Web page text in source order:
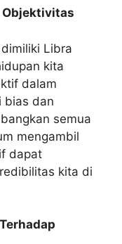
Objektivitas
Libra
kita
dalam
bias dan
semua
mengambil
dapat
kita di